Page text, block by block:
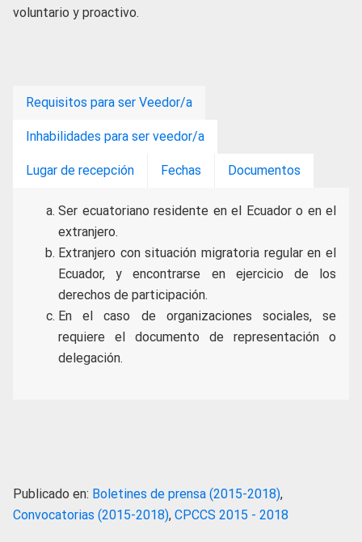
voluntario y proactivo.
Requisitos para ser Veedor/a
Inhabilidades para ser veedor/a
Lugar de recepción Fechas Documentos
Ser ecuatoriano residente en el Ecuador o en el
extranjero.
Extranjero con situación migratoria regular en el
Ecuador, y encontrarse en ejercicio de los
derechos de participación.
En el caso de organizaciones sociales, se
requiere el documento de representación o
delegación.
Publicado en: Boletines de prensa (2015-2018),
Convocatorias (2015-2018), CPCCS 2015 - 2018